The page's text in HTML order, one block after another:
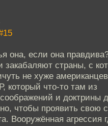
она, если она
закабаляют страны, с
не хуже
который что-то там из
и доктрины
чтобы проявить свою
Вооружённая агрессия